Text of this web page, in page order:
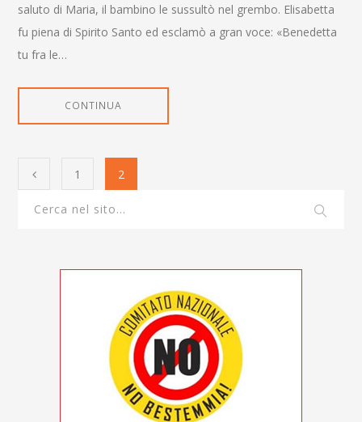
saluto di Maria, il bambino le sussultò nel grembo. Elisabetta
fu piena di Spirito Santo ed esclamò a gran voce: «Benedetta
tu fra le…
CONTINUA
1 2